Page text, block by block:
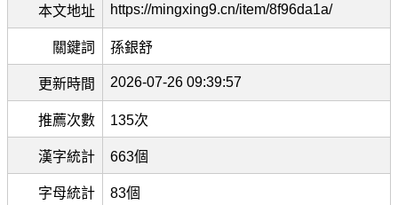
本文地址 https://mingxing9.cn/item/8f96da1a/
關鍵詞 孫銀舒
更新時間 2026-07-26 09:39:57
推薦次數 135次
漢字統計 663個
字母統計 83個